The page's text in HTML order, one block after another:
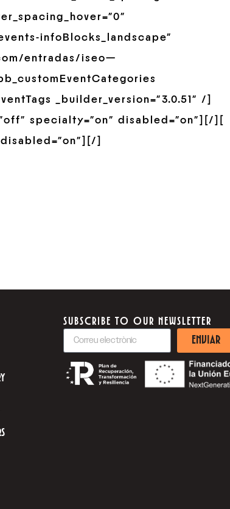
infoBlocks_landscape”
entradas/iseo—
_builder_version=”3.0.51″ /]
specialty=”on” disabled=”on”][/][
]
SUBSCRIBE TO OUR NEWSLETTER
ENVIAR